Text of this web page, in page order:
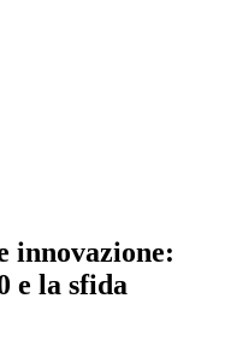
innovazione:
e la sfida